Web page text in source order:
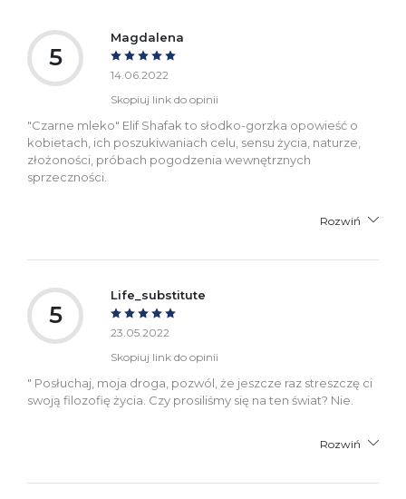
5
Magdalena
14.06.2022
Skopiuj link do opinii
"Czarne mleko" Elif Shafak to słodko-gorzka opowieść o
kobietach, ich poszukiwaniach celu, sensu życia, naturze,
złożoności, próbach pogodzenia wewnętrznych
sprzeczności.
Rozwiń
5
Life_substitute
23.05.2022
Skopiuj link do opinii
" Posłuchaj, moja droga, pozwól, że jeszcze raz streszczę ci
swoją filozofię życia. Czy prosiliśmy się na ten świat? Nie.
Rozwiń